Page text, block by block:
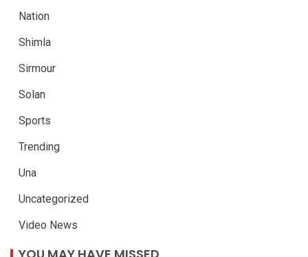
Nation
Shimla
Sirmour
Solan
Sports
Trending
Una
Uncategorized
Video News